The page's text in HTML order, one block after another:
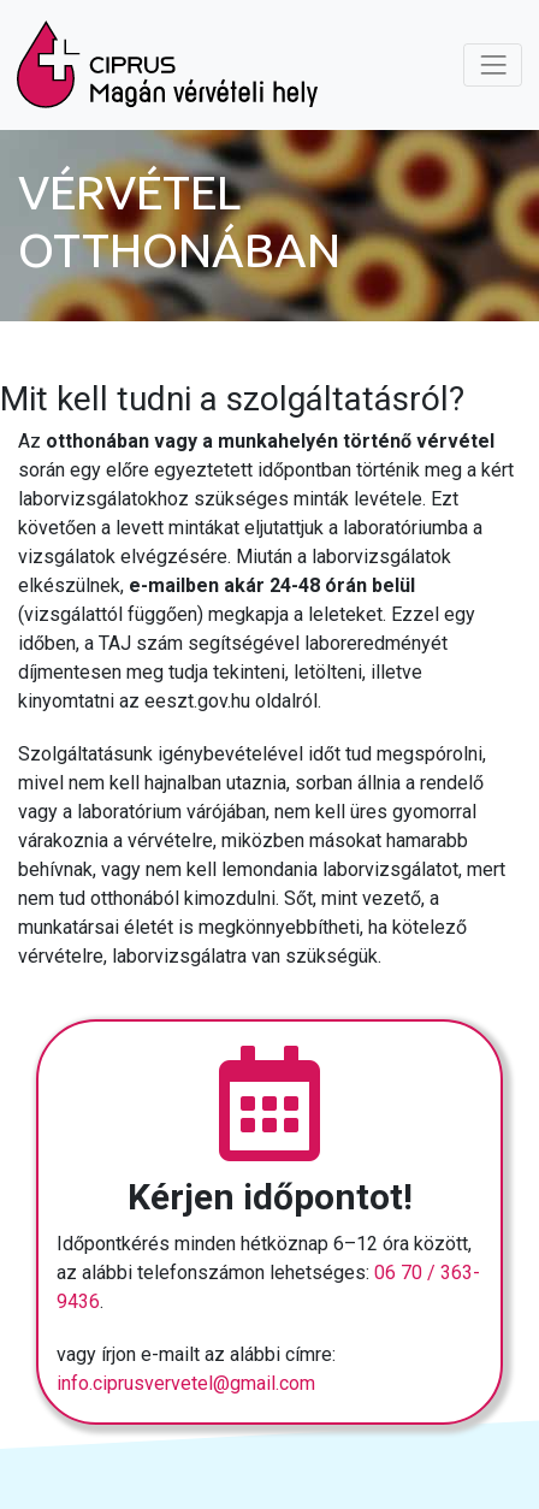
VÉRVÉTEL
OTTHONÁBAN
Mit kell tudni a szolgáltatásról?
Az otthonában vagy a munkahelyén történő vérvétel
során egy előre egyeztetett időpontban történik meg a kért
laborvizsgálatokhoz szükséges minták levétele. Ezt
követően a levett mintákat eljutattjuk a laboratóriumba a
vizsgálatok elvégzésére. Miután a laborvizsgálatok
elkészülnek, e-mailben akár 24-48 órán belül
(vizsgálattól függően) megkapja a leleteket. Ezzel egy
időben, a TAJ szám segítségével laboreredményét
díjmentesen meg tudja tekinteni, letölteni, illetve
kinyomtatni az eeszt.gov.hu oldalról.
Szolgáltatásunk igénybevételével időt tud megspórolni,
mivel nem kell hajnalban utaznia, sorban állnia a rendelő
vagy a laboratórium várójában, nem kell üres gyomorral
várakoznia a vérvételre, miközben másokat hamarabb
behívnak, vagy nem kell lemondania laborvizsgálatot, mert
nem tud otthonából kimozdulni. Sőt, mint vezető, a
munkatársai életét is megkönnyebbítheti, ha kötelező
vérvételre, laborvizsgálatra van szükségük.
Kérjen időpontot!
Időpontkérés minden hétköznap 6–12 óra között,
az alábbi telefonszámon lehetséges: 06 70 / 363-
9436.
vagy írjon e-mailt az alábbi címre:
info.ciprusvervetel@gmail.com